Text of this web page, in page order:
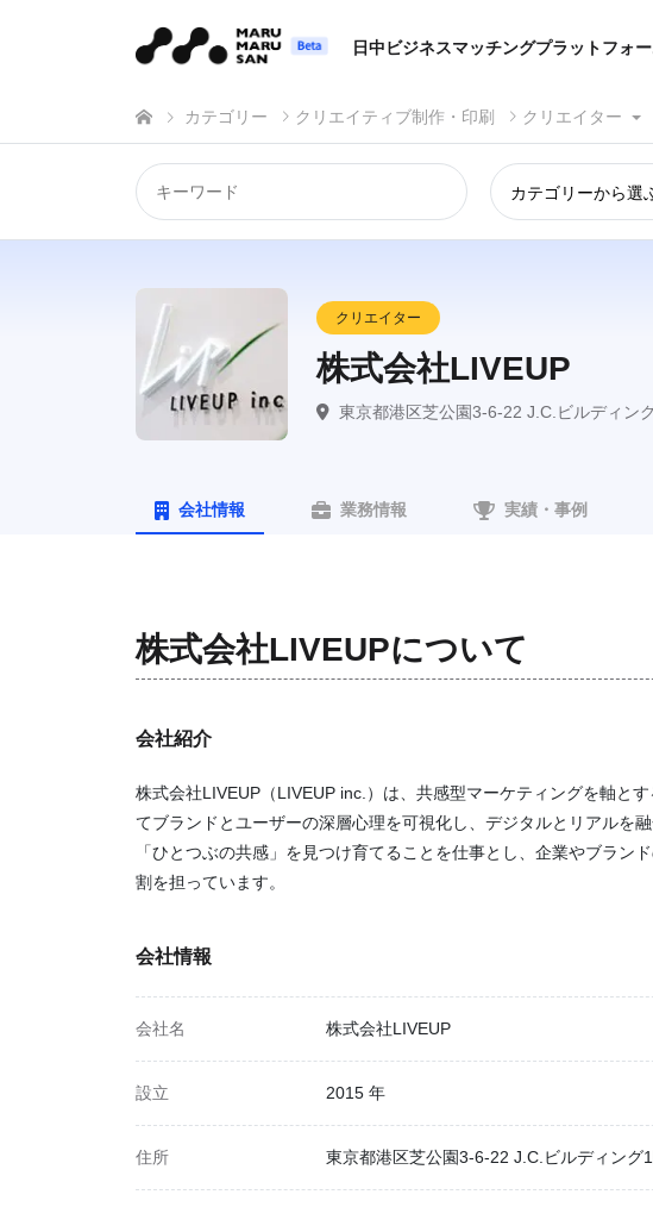
日中ビジネスマッチングプラットフォ
カテゴリー クリエイティブ制作・印刷 クリエイター
カテゴリーから選
クリエイター
株式会社LIVEUP
東京都港区芝公園3-6-22 J.C.ビルディン
会社情報 業務情報 実績・事例
株式会社LIVEUPについて
会社紹介
株式会社LIVEUP（LIVEUP inc.）は、共感型マーケティングを軸と
てブランドとユーザーの深層心理を可視化し、デジタルとリアルを融
「ひとつぶの共感」を見つけ育てることを仕事とし、企業やブラン
割を担っています。
会社情報
会社名 株式会社LIVEUP
設立 2015 年
住所 東京都港区芝公園3-6-22 J.C.ビルディング